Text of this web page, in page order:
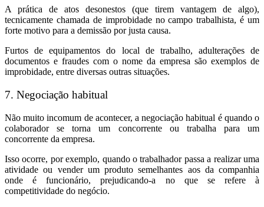
A prática de atos desonestos (que tirem vantagem de algo),
tecnicamente chamada de improbidade no campo trabalhista, é um
forte motivo para a demissão por justa causa.
Furtos de equipamentos do local de trabalho, adulterações de
documentos e fraudes com o nome da empresa são exemplos de
improbidade, entre diversas outras situações.
7. Negociação habitual
Não muito incomum de acontecer, a negociação habitual é quando o
colaborador se torna um concorrente ou trabalha para um
concorrente da empresa.
Isso ocorre, por exemplo, quando o trabalhador passa a realizar uma
atividade ou vender um produto semelhantes aos da companhia
onde é funcionário, prejudicando-a no que se refere à
competitividade do negócio.